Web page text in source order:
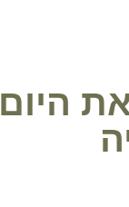
היום